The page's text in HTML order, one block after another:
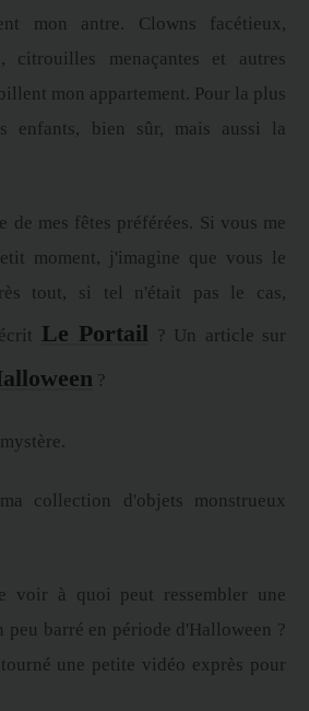
mon antre. Clowns facétieux,
citrouilles menaçantes et autres
mon appartement. Pour la plus
enfants, bien sûr, mais aussi la
de mes fêtes préférées. Si vous me
moment, j'imagine que vous le
tout, si tel n'était pas le cas,
Le Portail ? Un article sur
?
collection d'objets monstrueux
voir à quoi peut ressembler une
peu barré en période d'Halloween ?
une petite vidéo exprès pour